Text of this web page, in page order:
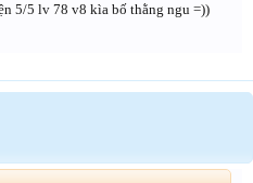
5/5 lv 78 v8 kìa bố thằng ngu =))